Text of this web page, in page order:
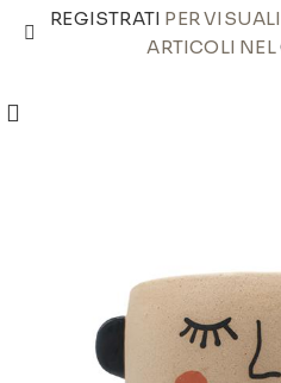
REGISTRATI PER
ARTICOLI NEL